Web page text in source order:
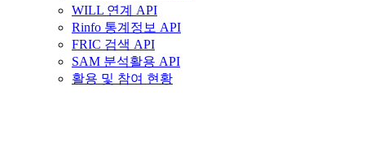
WILL 연계 API
Rinfo 통계정보 API
FRIC 검색 API
SAM 분석활용 API
활용 및 참여 현황